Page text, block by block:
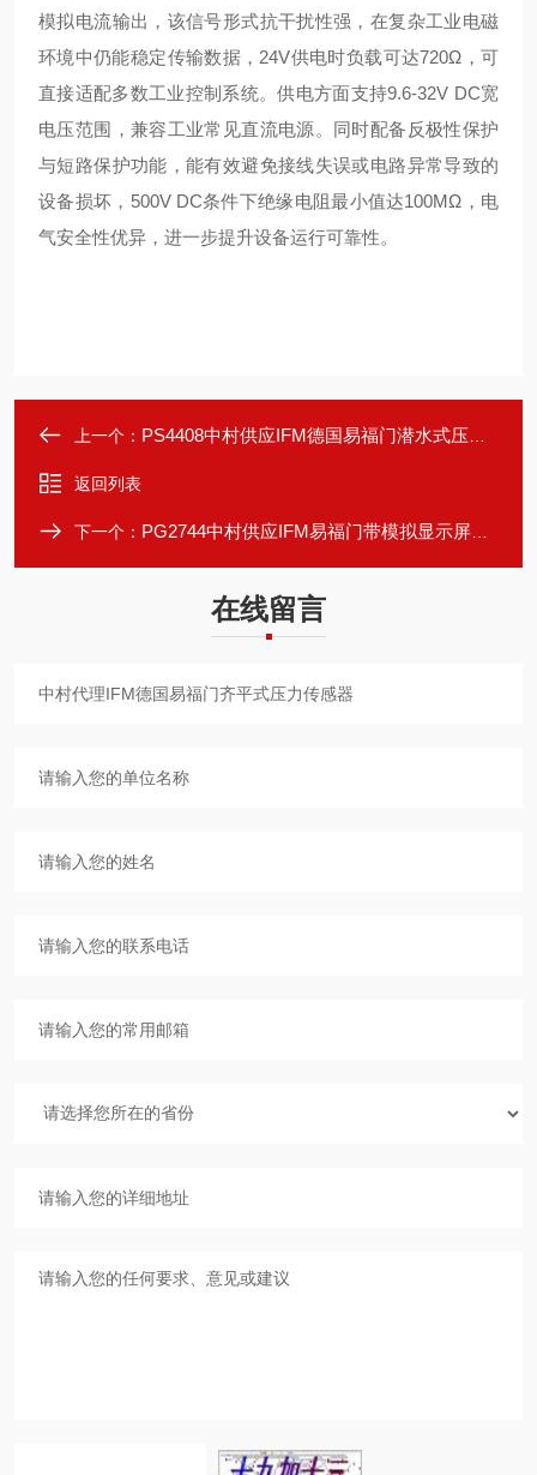
模拟电流输出，该信号形式抗干扰性强，在复杂工业电磁
环境中仍能稳定传输数据，24V供电时负载可达720Ω，可
直接适配多数工业控制系统。供电方面支持9.6-32V DC宽
电压范围，兼容工业常见直流电源。同时配备反极性保护
与短路保护功能，能有效避免接线失误或电路异常导致的
设备损坏，500V DC条件下绝缘电阻最小值达100MΩ，电
气安全性优异，进一步提升设备运行可靠性。
上一个： PS4408中村供应IFM德国易福门潜水式压力传感器
返回列表
下一个： PG2744中村供应IFM易福门带模拟显示屏压力传感器
在线留言